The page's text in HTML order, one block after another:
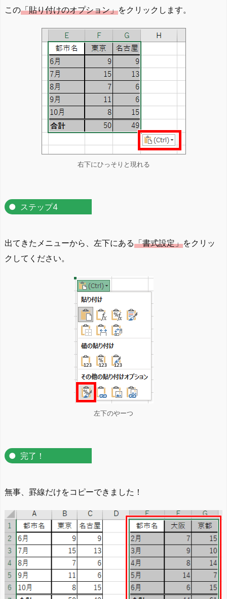
この「貼り付けのオプション」をクリックします。
右下にひっそりと現れる
ステップ4
出てきたメニューから、左下にある「書式設定」をクリッ
クしてください。
左下のやーつ
完了！
無事、罫線だけをコピーできました！